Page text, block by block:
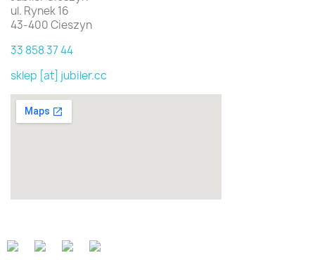
ul. Rynek 16
43-400 Cieszyn
33 858 37 44
sklep [at] jubiler.cc